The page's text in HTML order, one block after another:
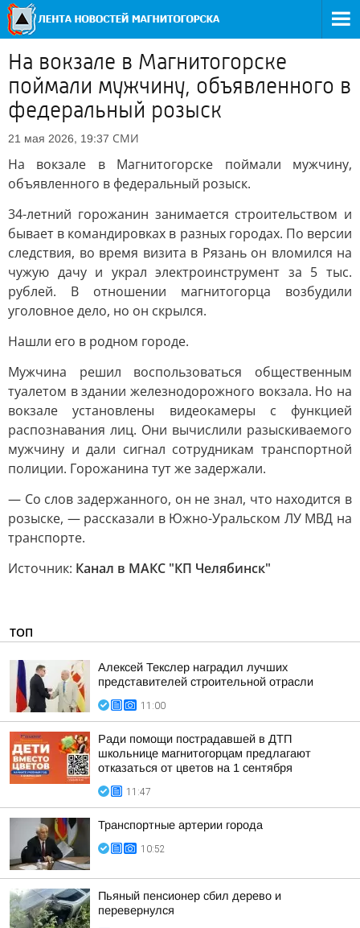
На вокзале в Магнитогорске
поймали мужчину, объявленного в
федеральный розыск
21 мая 2026, 19:37 СМИ
На вокзале в Магнитогорске поймали мужчину,
объявленного в федеральный розыск.
34-летний горожанин занимается строительством и
бывает в командировках в разных городах. По версии
следствия, во время визита в Рязань он вломился на
чужую дачу и украл электроинструмент за 5 тыс.
рублей. В отношении магнитогорца возбудили
уголовное дело, но он скрылся.
Нашли его в родном городе.
Мужчина решил воспользоваться общественным
туалетом в здании железнодорожного вокзала. Но на
вокзале установлены видеокамеры с функцией
распознавания лиц. Они вычислили разыскиваемого
мужчину и дали сигнал сотрудникам транспортной
полиции. Горожанина тут же задержали.
— Со слов задержанного, он не знал, что находится в
розыске, — рассказали в Южно-Уральском ЛУ МВД на
транспорте.
Источник: Канал в МАКС "КП Челябинск"
ТОП
Алексей Текслер наградил лучших
представителей строительной отрасли
11:00
Ради помощи пострадавшей в ДТП
школьнице магнитогорцам предлагают
отказаться от цветов на 1 сентября
11:47
Транспортные артерии города
10:52
Пьяный пенсионер сбил дерево и
перевернулся